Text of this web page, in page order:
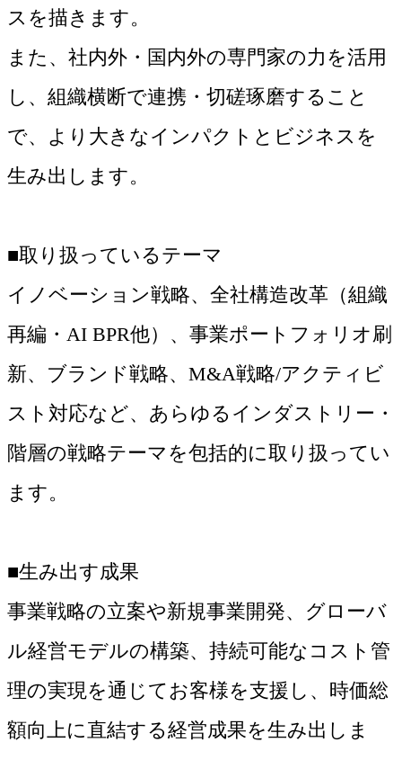
スを描きます。
また、社内外・国内外の専門家の力を活用
し、組織横断で連携・切磋琢磨すること
で、より大きなインパクトとビジネスを
生み出します。
■取り扱っているテーマ
イノベーション戦略、全社構造改革（組織
再編・AI BPR他）、事業ポートフォリオ刷
新、ブランド戦略、M&A戦略/アクティビ
スト対応など、あらゆるインダストリー・
階層の戦略テーマを包括的に取り扱ってい
ます。
■生み出す成果
事業戦略の立案や新規事業開発、グローバ
ル経営モデルの構築、持続可能なコスト管
理の実現を通じてお客様を支援し、時価総
額向上に直結する経営成果を生み出しま